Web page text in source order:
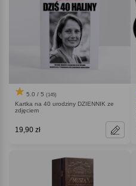
5.0 / 5 (145)
Kartka na 40 urodziny DZIENNIK ze
zdjęciem
19,90 zł